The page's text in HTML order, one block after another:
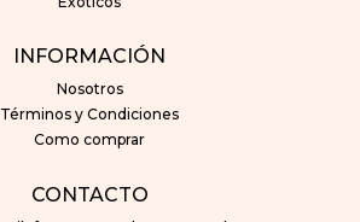
INFORMACIÓN
Nosotros
Términos y Condiciones
Como comprar
CONTACTO